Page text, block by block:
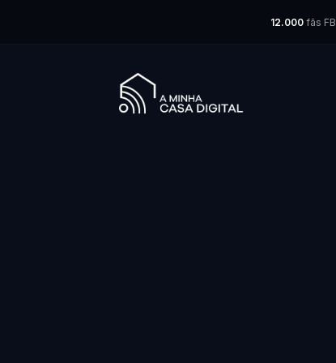
12.000 fãs FB